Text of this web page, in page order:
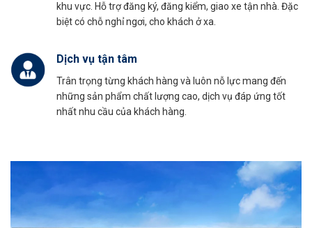
khu vực. Hỗ trợ đăng ký, đăng kiểm, giao xe tận nhà. Đặc
biệt có chỗ nghỉ ngơi, cho khách ở xa.
Dịch vụ tận tâm
Trân trọng từng khách hàng và luôn nỗ lực mang đến
những sản phẩm chất lượng cao, dịch vụ đáp ứng tốt
nhất nhu cầu của khách hàng.